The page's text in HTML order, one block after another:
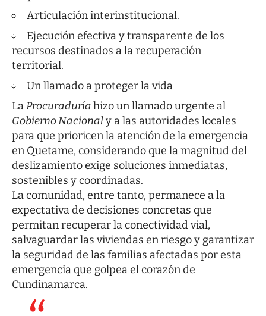
Articulación interinstitucional.
Ejecución efectiva y transparente de los
recursos destinados a la recuperación
territorial.
Un llamado a proteger la vida
LaProcuraduríahizo un llamado urgente al
Gobierno Nacionaly a las autoridades locales
para que prioricen la atención de la emergencia
en Quetame, considerando que la magnitud del
deslizamiento exige soluciones inmediatas,
sostenibles y coordinadas.
La comunidad, entre tanto, permanece a la
expectativa de decisiones concretas que
permitan recuperar la conectividad vial,
salvaguardar las viviendas en riesgo y garantizar
la seguridad de las familias afectadas por esta
emergencia que golpea el corazón de
Cundinamarca.